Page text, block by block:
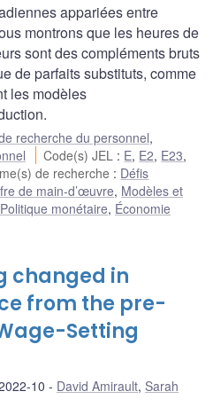
appariées entre
montrons que les heures de
sont des compléments bruts
de parfaits substituts, comme
les modèles
recherche du personnel,
Code(s) JEL : E, E2, E23,
de recherche : Défis
de main-d’œuvre, Modèles et
Politique monétaire, Économie
changed in
from the pre-
Setting
10 David Amirault, Sarah